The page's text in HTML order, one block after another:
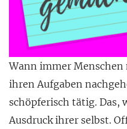
Wann immer
ihren Aufgaben
schöpferisch tätig. Das,
Ausdruck ihrer selbst.